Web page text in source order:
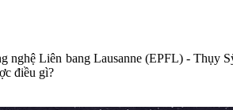
nghệ Liên bang Lausanne (EPFL) - Thụy
điều gì?